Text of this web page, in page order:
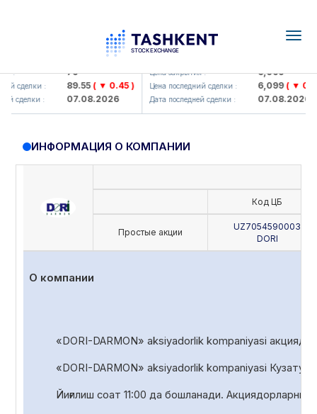
: 79
сделки : 89.55( ▼ 0.45 )
сделки : 07.08.2026
UZMK (<O'zmetkombinat> AJ)
Цена закрытия : 6,099
Цена последний сделки : 6,099( ▼ 0.96
Дата последней сделки : 07.08.2026
ИНФОРМАЦИЯ О КОМПАНИИ
Код ЦБ
Простые акции
UZ7054590003
DORI
О компании
«DORI-DARMON» aksiyadorlik kompaniyasi
«DORI-DARMON» aksiyadorlik kompaniyasi Кузатув
Йиғилиш соат 11:00 да бошланади. Акциядорларни